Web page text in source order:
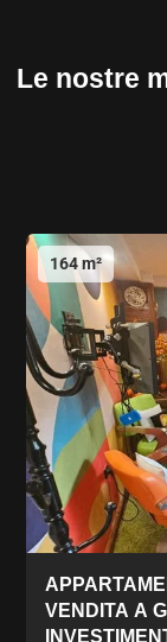
Le nostre
164 m²
VENDITA A